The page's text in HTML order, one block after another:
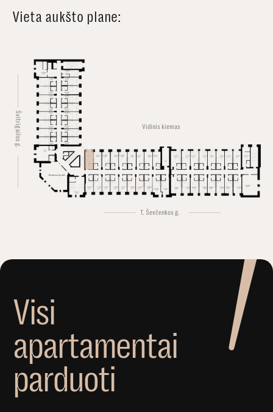
Vieta aukšto plane:
Švitrigailos g.
T. Ševčenkos g.
Vidinis kiemas
Konferencijų salė
Visi
apartamentai
parduoti